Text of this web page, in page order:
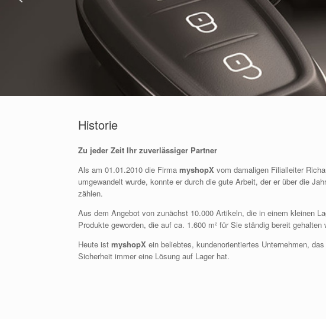
Historie
Zu jeder Zeit Ihr zuverlässiger Partner
Als am 01.01.2010 die Firma myshopX vom damaligen Filialleiter
umgewandelt wurde, konnte er durch die gute Arbeit, der er über die
zählen.
Aus dem Angebot von zunächst 10.000 Artikeln, die in einem kleinen
Produkte geworden, die auf ca. 1.600 m² für Sie ständig bereit gehalten
Heute ist myshopX ein beliebtes, kundenorientiertes Unternehmen,
Sicherheit immer eine Lösung auf Lager hat.